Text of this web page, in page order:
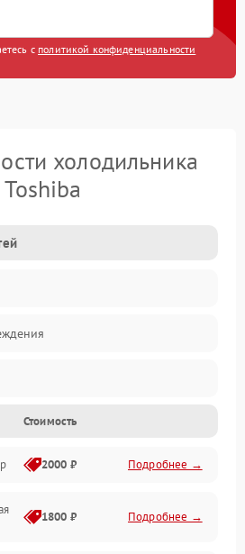
с политикой конфиденциальности
холодильника
Toshiba
Стоимость
2000 ₽ Подробнее →
1800 ₽ Подробнее →